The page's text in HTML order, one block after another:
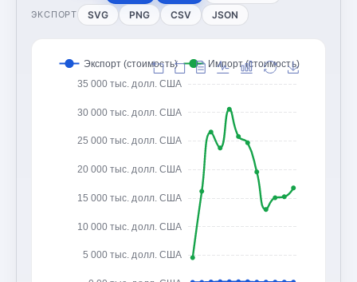
ЭКСПОРТ SVG PNG CSV JSON
5 000 тыс. долл. США
10 000 тыс. долл. США
15 000 тыс. долл. США
20 000 тыс. долл. США
25 000 тыс. долл. США
30 000 тыс. долл. США
35 000 тыс. долл. США
Экспорт (стоимость) Импорт (стоимость)